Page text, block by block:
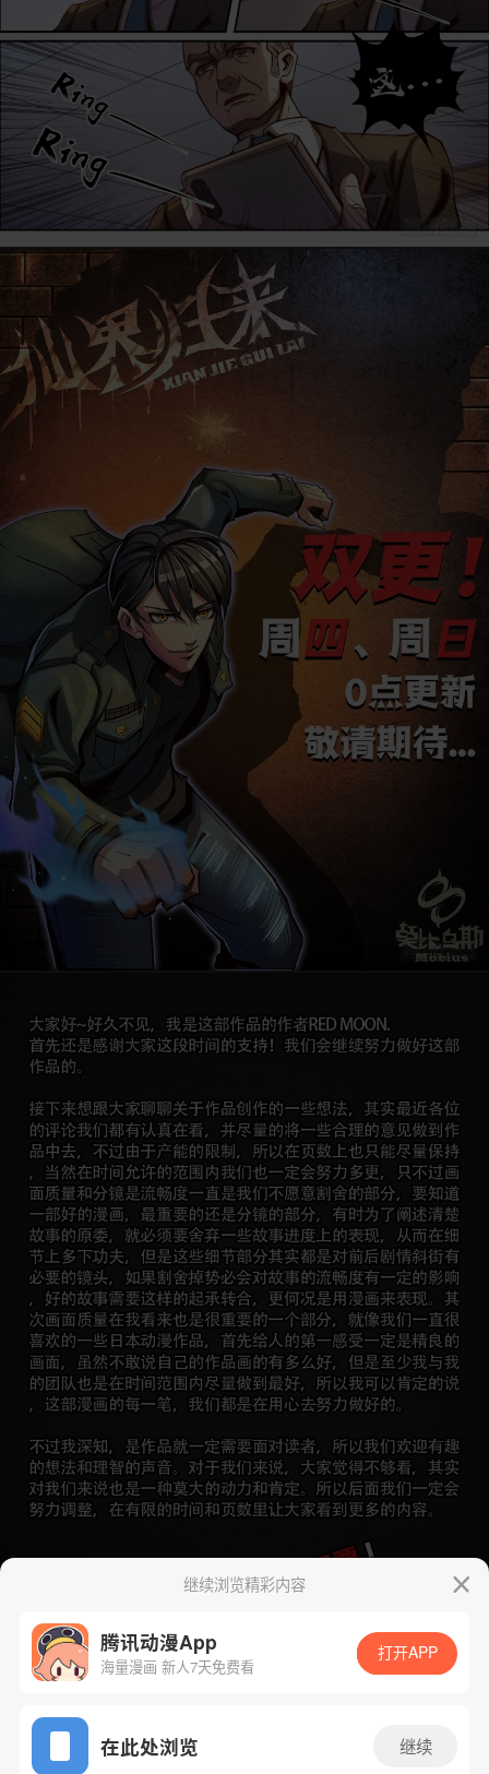
App免费看
下一话
继续浏览精彩内容
腾讯动漫App
海量漫画 新人7天免费看
打开APP
在此处浏览 继续